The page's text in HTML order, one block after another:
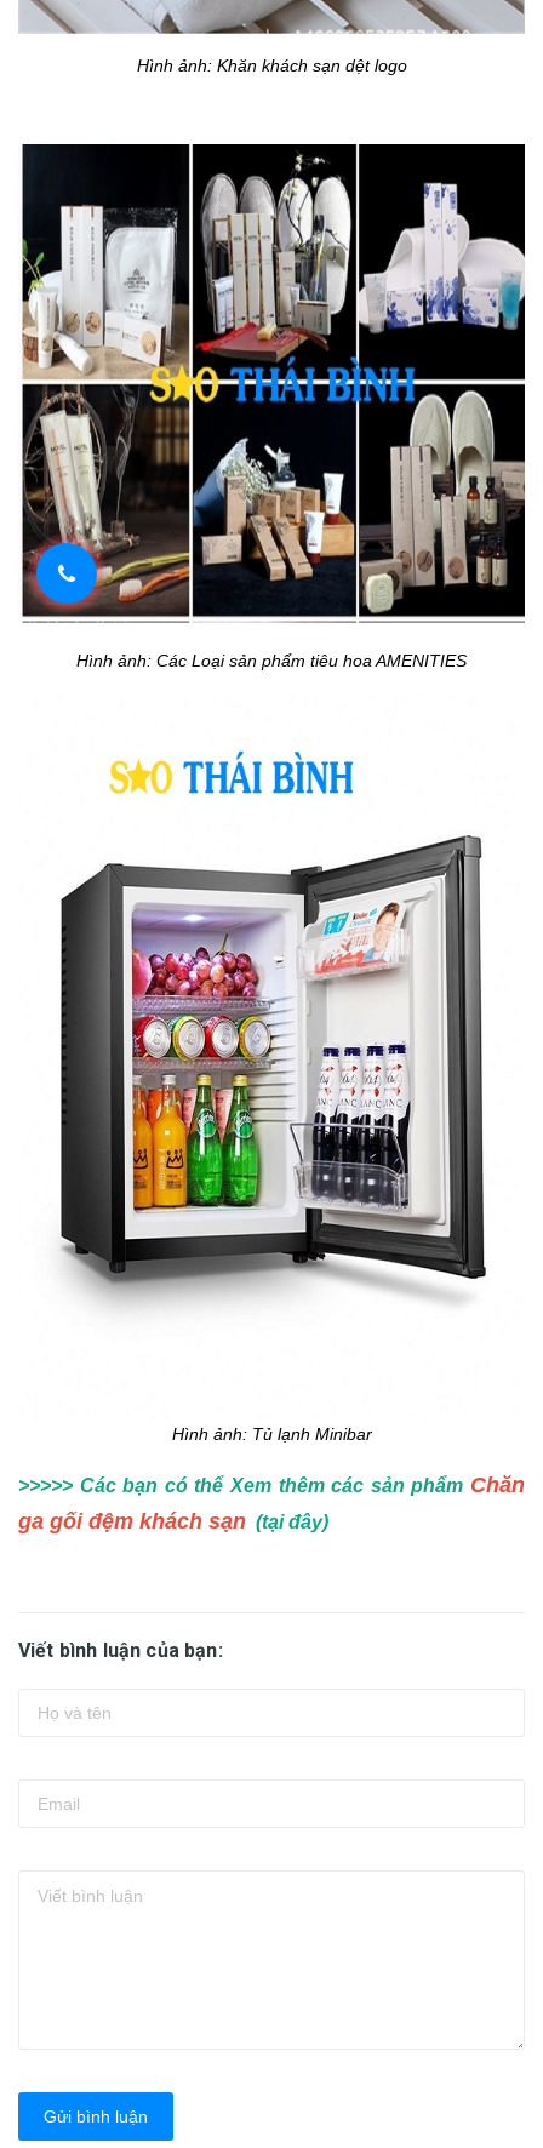
Hình ảnh: Khăn khách sạn dệt logo
Hình ảnh: Các Loại sản phẩm tiêu hoa AMENITIES
Hình ảnh: Tủ lạnh Minibar
>>>>> Các bạn có thể Xem thêm các sản phẩm Chăn
ga gối đệm khách sạn (tại đây)
Viết bình luận của bạn:
Gửi bình luận